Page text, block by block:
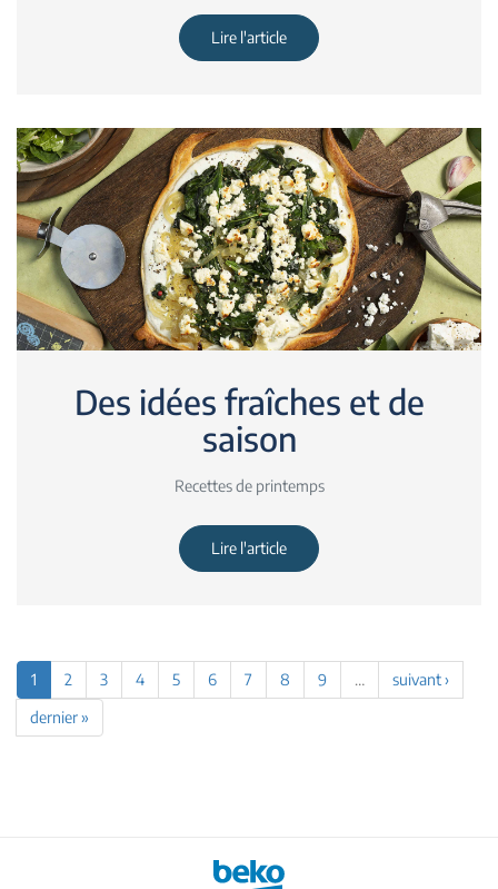
Lire l'article
Des idées fraîches et de
saison
Recettes de printemps
Lire l'article
1 2 3 4 5 6 7 8 9 …
suivant ›
dernier »